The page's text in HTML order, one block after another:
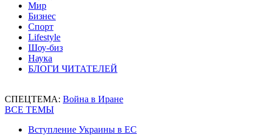
Мир
Бизнес
Спорт
Lifestyle
Шоу-биз
Наука
БЛОГИ ЧИТАТЕЛЕЙ
СПЕЦТЕМА: Война в Иране
ВСЕ ТЕМЫ
Вступление Украины в ЕС